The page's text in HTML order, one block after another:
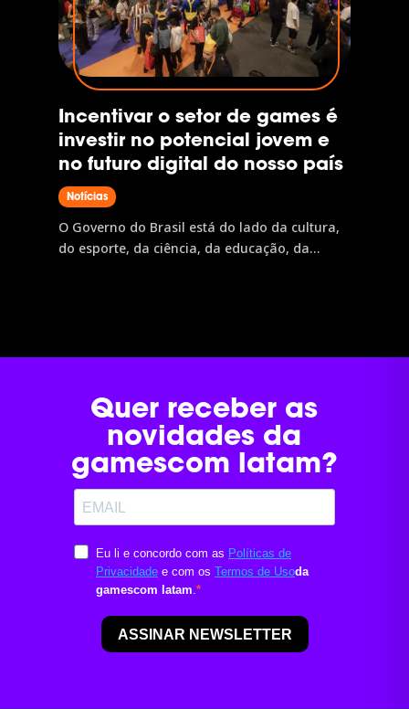
Incentivar o setor de games é
investir no potencial jovem e
no futuro digital do nosso país
Notícias
O Governo do Brasil está do lado da cultura,
do esporte, da ciência, da educação, da
a...
Quer receber as
novidades da
gamescom latam?